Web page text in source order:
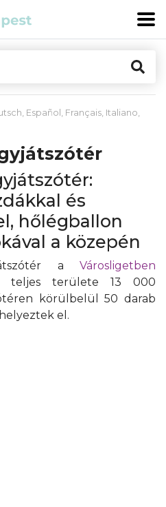
, Español , Français, Italiano,
és
hőlégballon
a közepén
a Városligetben
teljes területe 13 000
körülbelül 50 darab
el.